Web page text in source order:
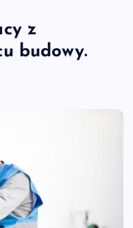
z
budowy.